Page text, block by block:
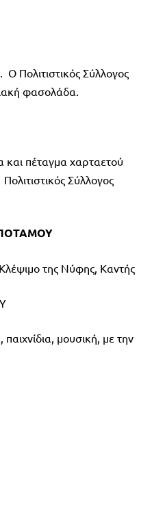
Πολιτιστικός Σύλλογος
φασολάδα.
πέταγμα χαρταετού
Σύλλογος
της Νύφης, Καντής
μουσική, με την